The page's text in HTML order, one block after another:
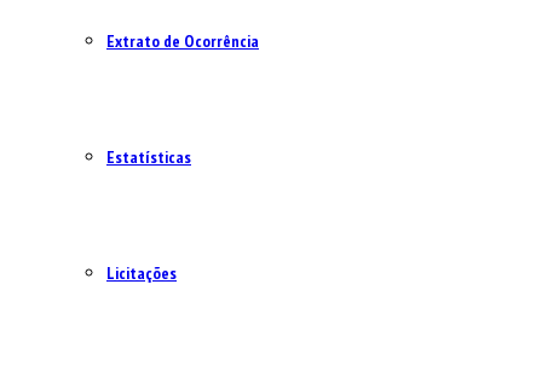
Extrato de Ocorrência
Estatísticas
Licitações